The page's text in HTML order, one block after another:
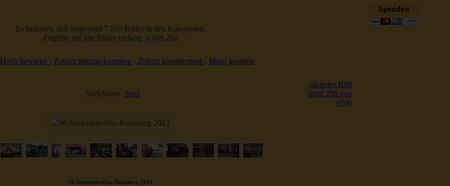
Es befinden sich insgesamt 7.010 Bilder in den Kategorien.
Zugriffe auf alle Bilder bislang: 3.809.261
Hoch bewertet - Zuletzt hinzugekommen - Zuletzt kommentiert - Meist gesehen
SlideShow: Start
nächstes Bild
(Bild 256 von
654)
46.Seeleutetreffen-Reinsberg 2013